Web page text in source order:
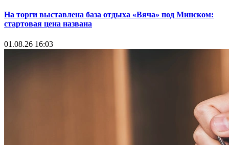
На торги выставлена база отдыха «Вяча» под Минском:
стартовая цена названа
01.08.26 16:03